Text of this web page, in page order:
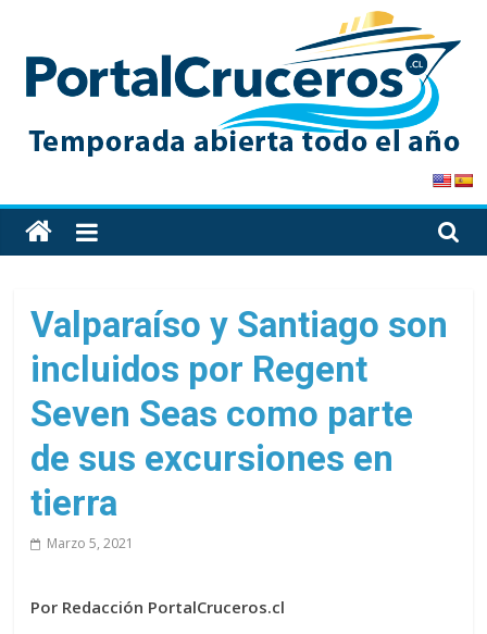
content
PortalCruceros
Toda
la
de
cruceros
en
un
solo
sitio
Valparaíso y Santiago son
incluidos por Regent
Seven Seas como parte
de sus excursiones en
tierra
Marzo 5, 2021
Por Redacción PortalCruceros.cl